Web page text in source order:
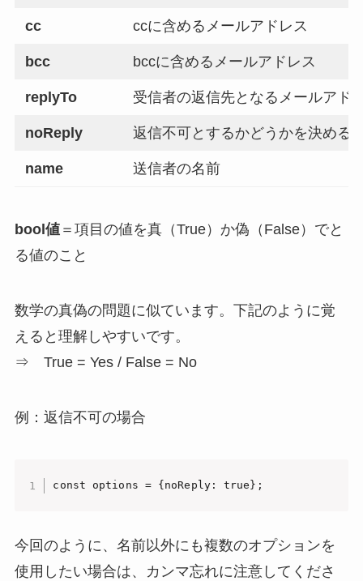
cc ccに含めるメールアドレス
bcc bccに含めるメールアドレス
replyTo 受信者の返信先となるメールアド
noReply 返信不可とするかどうかを決める
name 送信者の名前
bool値＝項目の値を真（True）か偽（False）でと
る値のこと
数学の真偽の問題に似ています。下記のように覚
えると理解しやすいです。
⇒ True = Yes / False = No
例：返信不可の場合
const options = {noReply: true};
今回のように、名前以外にも複数のオプションを
使用したい場合は、カンマ忘れに注意してくださ